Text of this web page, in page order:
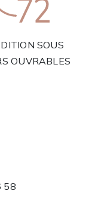
SOUS
OUVRABLES
58